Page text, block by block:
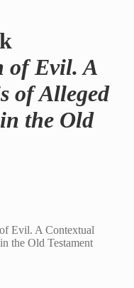
of Evil. A
of Alleged
the Old
Evil. A Contextual
the Old Testament